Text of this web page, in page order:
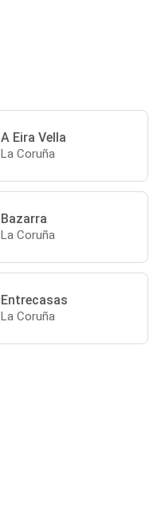
A Eira Vella
La Coruña
Bazarra
La Coruña
Entrecasas
La Coruña